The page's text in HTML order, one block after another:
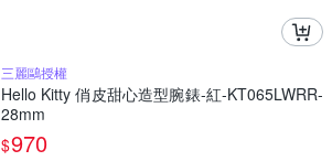
三麗鷗授權
Hello Kitty 俏皮甜心造型腕錶-紅-KT065LWRR-
28mm
$970